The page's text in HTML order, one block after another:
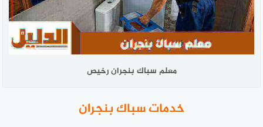
معلم سباك بنجران رخيص
خدمات سباك بنجران